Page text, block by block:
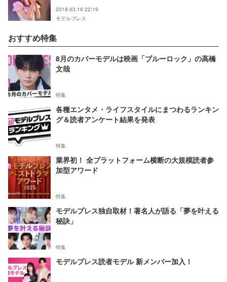
2018.03.19 22:19
モデルプレス
おすすめ特集
8月のカバーモデルは映画「ブルーロック」の高橋
文哉
特集
各種エンタメ・ライフスタイルにまつわるランキン
グ＆読者アンケート結果を発表
特集
業界初！ 全プラットフォーム横断の大規模読者参
加型アワード
特集
モデルプレス独自取材！著名人が語る「夢を叶える
秘訣」
特集
モデルプレス読者モデル 新メンバー加入！